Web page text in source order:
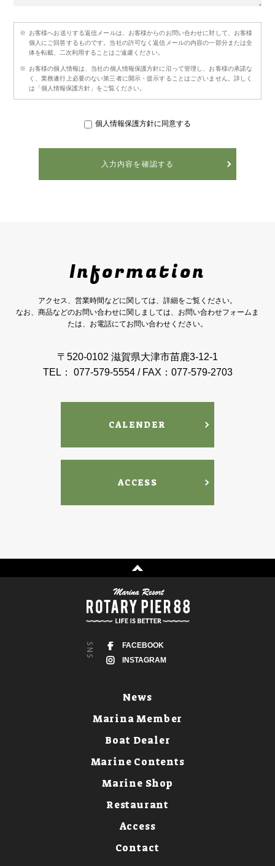
お客様へお送りする返信メールは、お客様からのお問い合わせに対して、お客様
個人にご回答するものです。当社の許可なく返信メールの内容の一部分または全
体を転載、二次利用することはご遠慮ください。
お客様の個人情報は、当社の個人情報保護方針に沿って管理し、お客様の承諾な
く、業務遂行上必要のない第三者に開示・提示することはございません。詳しく
は「個人情報保護方針」をご覧ください。
個人情報保護方針に同意する
Information
アクセス、営業時間などに関しては、詳細をご覧ください。
なお、商品などのお問い合わせに関しましては、お問い合わせフォームま
たは、お電話にてお問い合わせください。
〒520-0102 滋賀県大津市苗鹿3-12-1
TEL： 077-579-5554 / FAX：077-579-2703
CALENDER
ACCESS
FACEBOOK
INSTAGRAM
News
Marina Member
Boat Dealer
Marine Contents
Marine Shop
Restaurant
Access
Contact